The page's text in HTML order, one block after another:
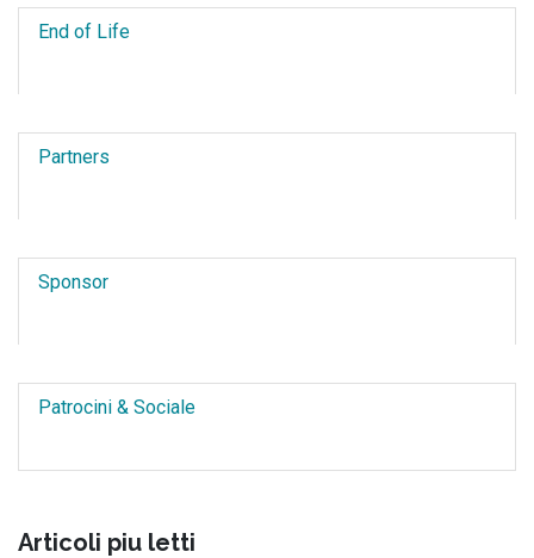
End of Life
Partners
Sponsor
Patrocini & Sociale
Articoli piu letti